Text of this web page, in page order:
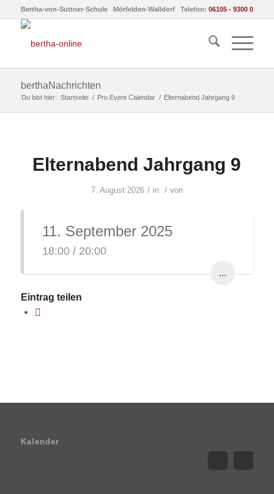
Bertha-von-Suttner-Schule Mörfelden-Walldorf Telefon: 06105 - 9300 0
berthaNachrichten
Du bist hier: Startseite / Pro Event Calendar / Elternabend Jahrgang 9
Elternabend Jahrgang 9
7. August 2026 / in / von
11. September 2025
18:00 / 20:00
...
Eintrag teilen
Kalender